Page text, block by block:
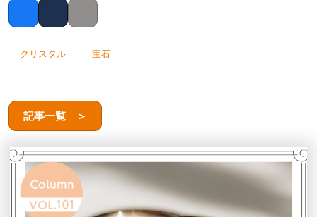
FacebookTwitterCopy link
クリスタル 宝石
記事一覧 ＞